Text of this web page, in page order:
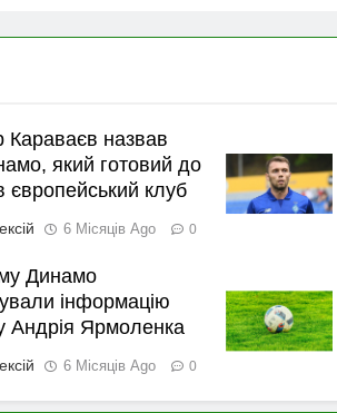
Караваєв назвав
який готовий до
європейський клуб
6 Місяців Ago 0
Динамо
інформацію
Андрія Ярмоленка
6 Місяців Ago 0